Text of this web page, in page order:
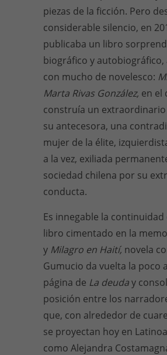
piezas de la ficción. Pero
considerable silencio, en
publicaba un libro
biográfico y autobiográfico,
con mucho de novelesco:
Marta Rivas González, en el
construía un
su antecesora, una
mujer de la élite,
a la vez, exiliada
sociedad chilena por su
conducta.
Es innegable la
libro cimentado en la
y Milagro en Haití, novela
Gumucio da vuelta la poco
página de La deuday
posición entre los
que, con alrededor de
se proyectan hoy en
como Alejandra